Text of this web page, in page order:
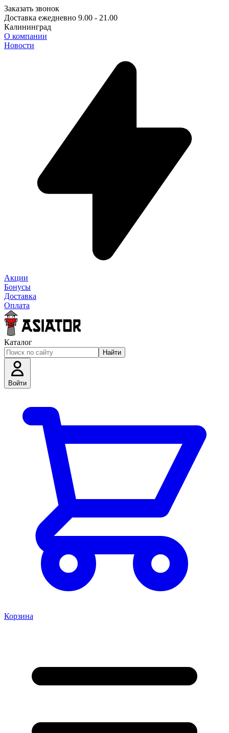
Заказать звонок
Доставка ежедневно 9.00 - 21.00
Калининград
О компании
Новости
Акции
Бонусы
Доставка
Оплата
Каталог
Найти
Войти
Корзина